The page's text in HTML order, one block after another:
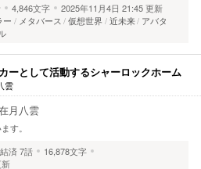
4,846文字
2025年11月4日 21:45 更新
ー メタバース 仮想世界 近未来 アバタ
ーとして活動するシャーロックホーム
雲
月八雲
す。
済7話
16,878文字